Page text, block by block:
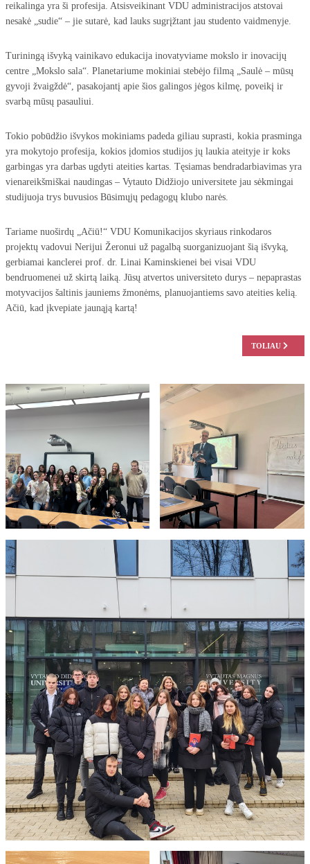
reikalinga yra ši profesija. Atsisveikinant VDU administracijos atstovai
nesakė „sudie“ – jie sutarė, kad lauks sugrįžtant jau studento vaidmenyje.
Turiningą išvyką vainikavo edukacija inovatyviame mokslo ir inovacijų
centre „Mokslo sala“. Planetariume mokiniai stebėjo filmą „Saulė – mūsų
gyvoji žvaigždė“, pasakojantį apie šios galingos jėgos kilmę, poveikį ir
svarbą mūsų pasauliui.
Tokio pobūdžio išvykos mokiniams padeda giliau suprasti, kokia prasminga
yra mokytojo profesija, kokios įdomios studijos jų laukia ateityje ir koks
garbingas yra darbas ugdyti ateities kartas. Tęsiamas bendradarbiavimas yra
vienareikšmiškai naudingas – Vytauto Didžiojo universitete jau sėkmingai
studijuoja trys buvusios Būsimųjų pedagogų klubo narės.
Tariame nuoširdų „Ačiū!“ VDU Komunikacijos skyriaus rinkodaros
projektų vadovui Nerijui Žeronui už pagalbą suorganizuojant šią išvyką,
gerbiamai kanclerei prof. dr. Linai Kaminskienei bei visai VDU
bendruomenei už skirtą laiką. Jūsų atvertos universiteto durys – nepaprastas
motyvacijos šaltinis jauniems žmonėms, planuojantiems savo ateities kelią.
Ačiū, kad įkvepiate jaunąją kartą!
KITAS
TOLIAU